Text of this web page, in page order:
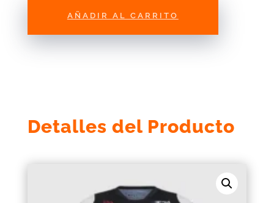
Rojo/Negro
AÑADIR AL CARRITO
Detalles del Producto